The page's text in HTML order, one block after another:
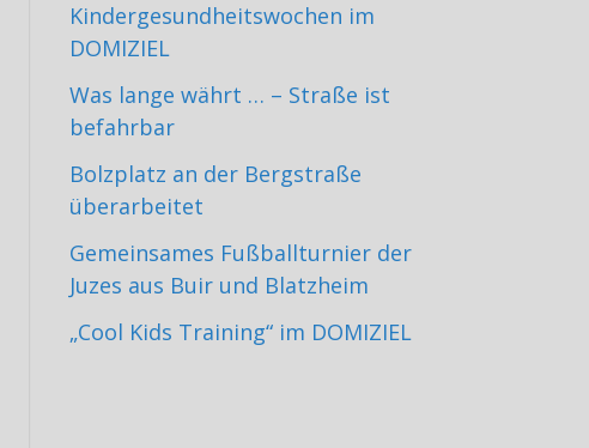
Kindergesundheitswochen im
DOMIZIEL
Was lange währt … – Straße ist
befahrbar
Bolzplatz an der Bergstraße
überarbeitet
Gemeinsames Fußballturnier der
Juzes aus Buir und Blatzheim
„Cool Kids Training“ im DOMIZIEL